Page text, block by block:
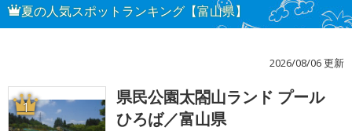
夏の人気スポットランキング【富山県】
2026/08/06 更新
1
県民公園太閤山ランド プール
ひろば／富山県